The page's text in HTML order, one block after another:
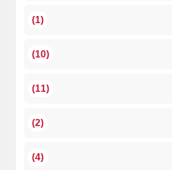
(1)
(10)
(11)
(2)
(4)